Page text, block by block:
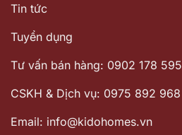
Tin tức
Tuyển dụng
Tư vấn bán hàng: 0902 178 595
CSKH & Dịch vụ: 0975 892 968
Email: info@kidohomes.vn